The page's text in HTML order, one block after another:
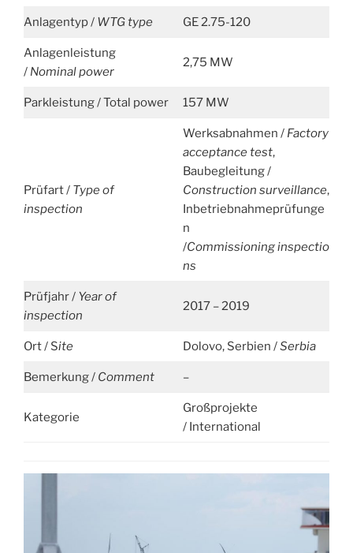
Anlagentyp / WTG type GE 2.75-120
Anlagenleistung
/ Nominal power
2,75 MW
Parkleistung / Total power 157 MW
Prüfart / Type of
inspection
Werksabnahmen / Factory
acceptance test,
Baubegleitung /
Construction surveillance,
Inbetriebnahmeprüfunge
n
/Commissioninginspectio
ns
Prüfjahr / Year of
inspection
2017 – 2019
Ort / Site Dolovo, Serbien /Serbia
Bemerkung / Comment –
Kategorie
Großprojekte
/ International